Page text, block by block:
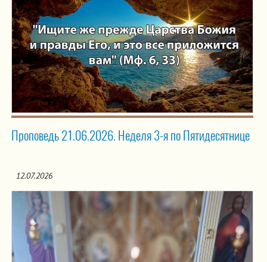
Проповедь 21.06.2026. Неделя 3-я по Пятидесятнице
12.07.2026